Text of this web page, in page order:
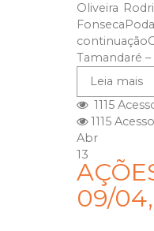
Oliveira
Tamandaré
Leia mais
1115
1115
Abr
13
09/